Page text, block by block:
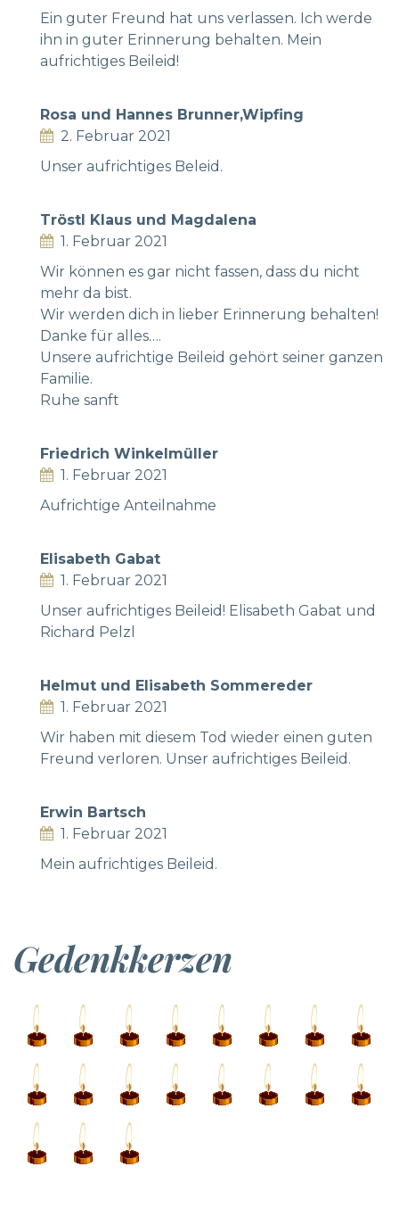
Ein guter Freund hat uns verlassen. Ich werde
ihn in guter Erinnerung behalten. Mein
aufrichtiges Beileid!
Rosa und Hannes Brunner,Wipfing
2. Februar 2021
Unser aufrichtiges Beleid.
Tröstl Klaus und Magdalena
1. Februar 2021
Wir können es gar nicht fassen, dass du nicht
mehr da bist.
Wir werden dich in lieber Erinnerung behalten!
Danke für alles….
Unsere aufrichtige Beileid gehört seiner ganzen
Familie.
Ruhe sanft
Friedrich Winkelmüller
1. Februar 2021
Aufrichtige Anteilnahme
Elisabeth Gabat
1. Februar 2021
Unser aufrichtiges Beileid! Elisabeth Gabat und
Richard Pelzl
Helmut und Elisabeth Sommereder
1. Februar 2021
Wir haben mit diesem Tod wieder einen guten
Freund verloren. Unser aufrichtiges Beileid.
Erwin Bartsch
1. Februar 2021
Mein aufrichtiges Beileid.
Gedenkkerzen